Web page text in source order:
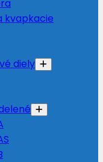
kvapkacie
diely